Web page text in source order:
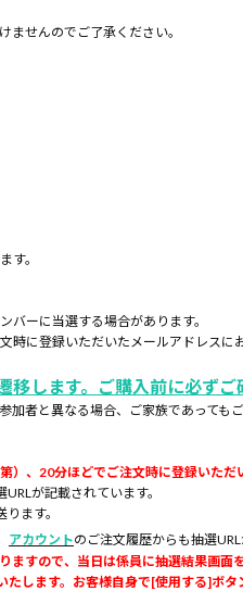
せんのでご了承ください。
す。
ーに当選する場合があります。
に登録いただいたメールアドレスに
します。ご購入前に必ずご
者と異なる場合、ご家族であっても
、20分ほどでご注文時に登録いただ
が記載されています。
ます。
アカウントのご注文履歴からも抽選URL
すので、当日は係員に抽選結果画面
します。お客様自身で[使用する]ボ